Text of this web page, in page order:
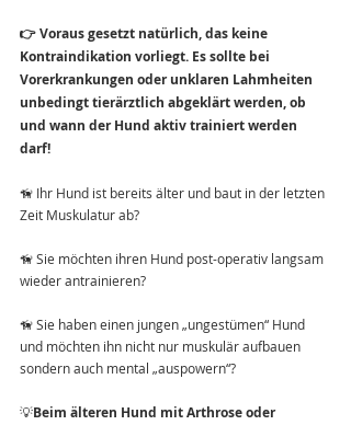
👉 Voraus gesetzt natürlich, das keine
Kontraindikation vorliegt. Es sollte bei
Vorerkrankungen oder unklaren Lahmheiten
unbedingt tierärztlich abgeklärt werden, ob
und wann der Hund aktiv trainiert werden
darf!
🦮 Ihr Hund ist bereits älter und baut in der letzten
Zeit Muskulatur ab?
🦮 Sie möchten ihren Hund post-operativ langsam
wieder antrainieren?
🦮 Sie haben einen jungen „ungestümen“ Hund
und möchten ihn nicht nur muskulär aufbauen
sondern auch mental „auspowern“?
💡Beim älteren Hund mit Arthrose oder